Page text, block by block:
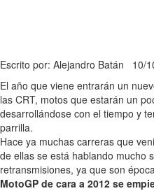
Escrito por: Alejandro Batán 10/
El año que viene entrarán un
las CRT, motos que estarán un
desarrollándose con el tiempo y
parrilla.
Hace ya muchas carreras que
de ellas se está hablando mucho
retransmisiones, ya que son
MotoGP de cara a 2012 se